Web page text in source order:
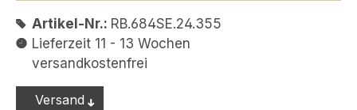
Artikel-Nr.: RB.684SE.24.355
Lieferzeit 11 - 13 Wochen
versandkostenfrei
Versand